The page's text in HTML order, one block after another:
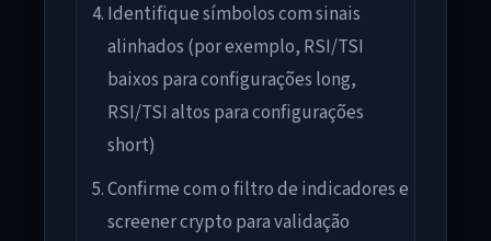
Identifique símbolos com sinais
alinhados (por exemplo, RSI/TSI
baixos para configurações long,
RSI/TSI altos para configurações
short)
Confirme com o filtro de indicadores e
screener crypto para validação